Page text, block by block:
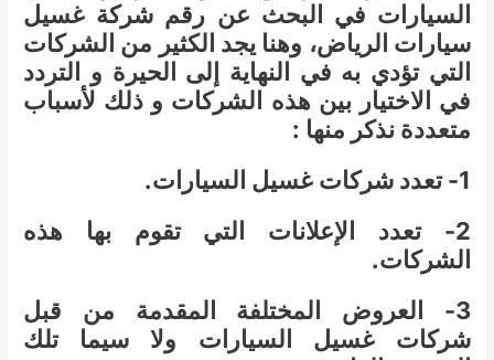
السيارات في البحث عن رقم شركة غسيل
سيارات الرياض، وهنا يجد الكثير من الشركات
التي تؤدي به في النهاية إلى الحيرة و التردد
في الاختيار بين هذه الشركات و ذلك لأسباب
متعددة نذكر منها :
1- تعدد شركات غسيل السيارات.
2- تعدد الإعلانات التي تقوم بها هذه
الشركات.
3- العروض المختلفة المقدمة من قبل
شركات غسيل السيارات ولا سيما تلك